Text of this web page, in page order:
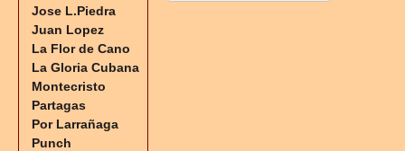
Jose L.Piedra
Juan Lopez
La Flor de Cano
La Gloria Cubana
Montecristo
Partagas
Por Larrañaga
Punch